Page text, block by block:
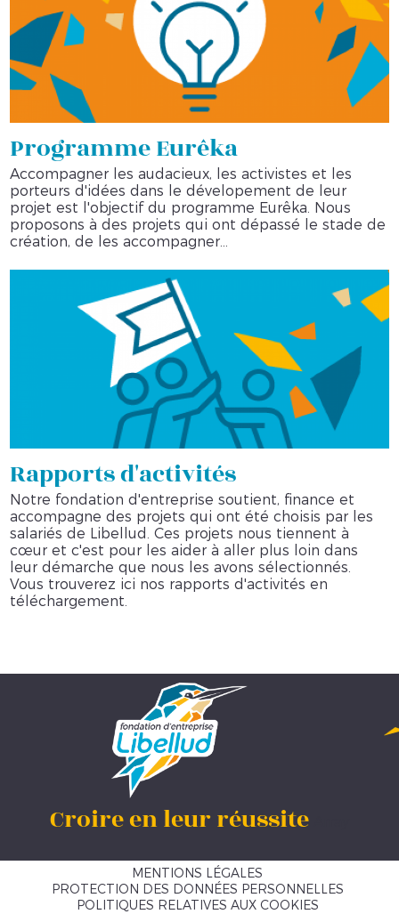
Programme Eurêka
Accompagner les audacieux, les activistes et les
porteurs d'idées dans le dévelopement de leur
projet est l'objectif du programme Eurêka. Nous
proposons à des projets qui ont dépassé le stade de
création, de les accompagner...
Rapports d'activités
Notre fondation d'entreprise soutient, finance et
accompagne des projets qui ont été choisis par les
salariés de Libellud. Ces projets nous tiennent à
cœur et c'est pour les aider à aller plus loin dans
leur démarche que nous les avons sélectionnés.
Vous trouverez ici nos rapports d'activités en
téléchargement.
Croire en leur réussite
MENTIONS LÉGALES
PROTECTION DES DONNÉES PERSONNELLES
POLITIQUES RELATIVES AUX COOKIES